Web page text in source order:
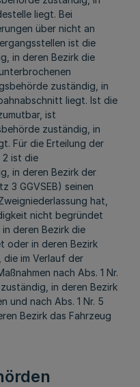
liegt. Bei
über nicht an
ist die
in deren Bezirk die
zuständig, in
liegt. Ist die
ist
zuständig, in
Für die Erteilung der
2 ist die
in deren Bezirk der
3 GGVSEB) seinen
hat,
nicht begründet
deren Bezirk die
oder in deren Bezirk
die im Verlauf der
nach Abs. 1 Nr.
in deren Bezirk
und nach Abs. 1 Nr. 5
Bezirk das Fahrzeug